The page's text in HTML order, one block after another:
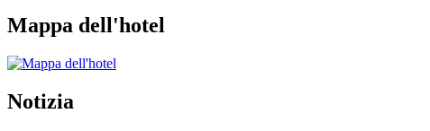
Mappa dell'hotel
Notizia